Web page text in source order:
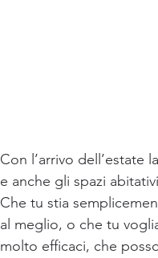
Con l’arrivo dell’estate
e anche gli spazi
Che tu stia
al meglio, o che tu
molto efficaci, che